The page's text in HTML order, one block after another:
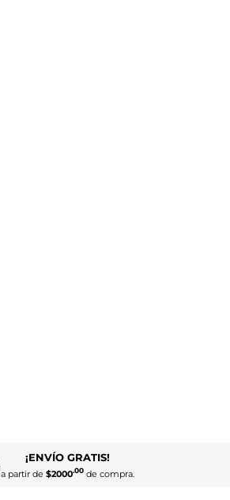
¡ENVÍO GRATIS!
a partir de $2000.00de compra.